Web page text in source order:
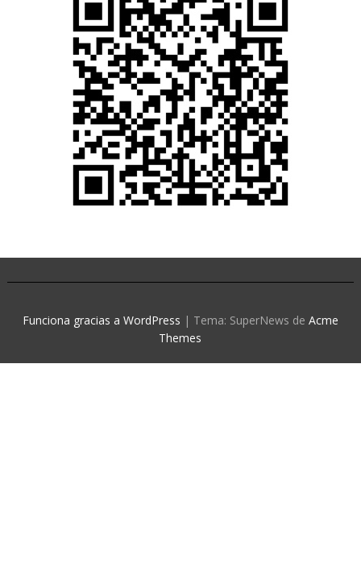
Funciona gracias a WordPress | Tema: SuperNews de Acme
Themes